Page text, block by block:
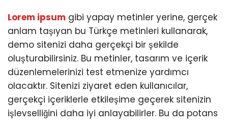
Lorem ipsum gibi yapay metinler yerine, gerçek
anlam taşıyan bu Türkçe metinleri kullanarak,
demo sitenizi daha gerçekçi bir şekilde
oluşturabilirsiniz. Bu metinler, tasarım ve içerik
düzenlemelerinizi test etmenize yardımcı
olacaktır. Sitenizi ziyaret eden kullanıcılar,
gerçekçi içeriklerle etkileşime geçerek sitenizin
işlevselliğini daha iyi anlayabilirler. Bu da potans